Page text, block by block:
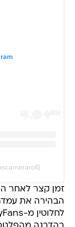
זמן קצר לאחר
הבהירה את